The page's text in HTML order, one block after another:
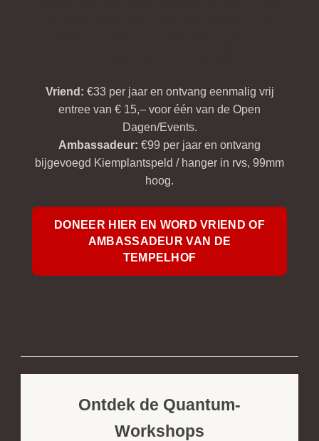
Vriend: €33 per jaar en ontvang eenmalig vrij
entree van € 15,– voor één van de Open
Dagen/Events.
Ambassadeur: €99 per jaar en ontvang
bijgevoegd Kiemplantspeld / hanger in rvs, 99mm
hoog.
DONEER HIER EN WORD VRIEND OF
AMBASSADEUR VAN DE
TEMPELHOF
Ontdek de Quantum-
Workshops